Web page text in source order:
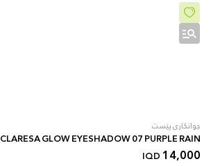
جوانکاری پێست
CLARESA GLOW EYESHADOW 07 PURPLE RAIN
14,000
IQD